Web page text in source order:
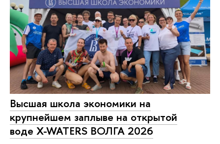
Высшая школа экономики на
крупнейшем заплыве на открытой
воде X-WATERS ВОЛГА 2026